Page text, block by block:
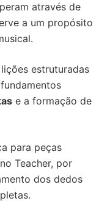
através de
a um propósito
estruturadas
e a formação de
para peças
Teacher, por
dos dedos